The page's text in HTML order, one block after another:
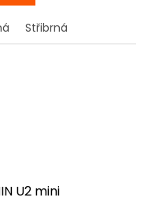
Střibrná
U2 mini